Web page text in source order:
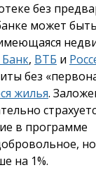
без
может быть
, ВТБ и
без
жилья.
в программе
на 1%.